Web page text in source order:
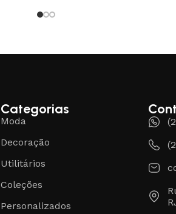
Categorias
Moda
Decoração
Utilitários
Coleções
Personalizados